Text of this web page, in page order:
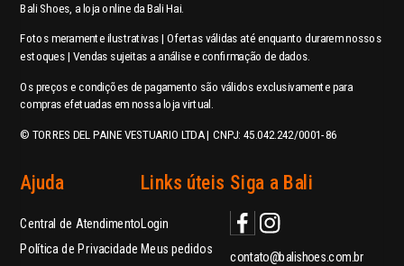
Bali Shoes, a loja online da Bali Hai.
Fotos meramente ilustrativas | Ofertas válidas até enquanto durarem nossos
estoques | Vendas sujeitas a análise e confirmação de dados.
Os preços e condições de pagamento são válidos exclusivamente para
compras efetuadas em nossa loja virtual.
© TORRES DEL PAINE VESTUARIO LTDA | CNPJ: 45.042.242/0001-86
Ajuda
Central de Atendimento
Política de Privacidade
Links úteis
Login
Meus pedidos
Siga a Bali
contato@balishoes.com.br